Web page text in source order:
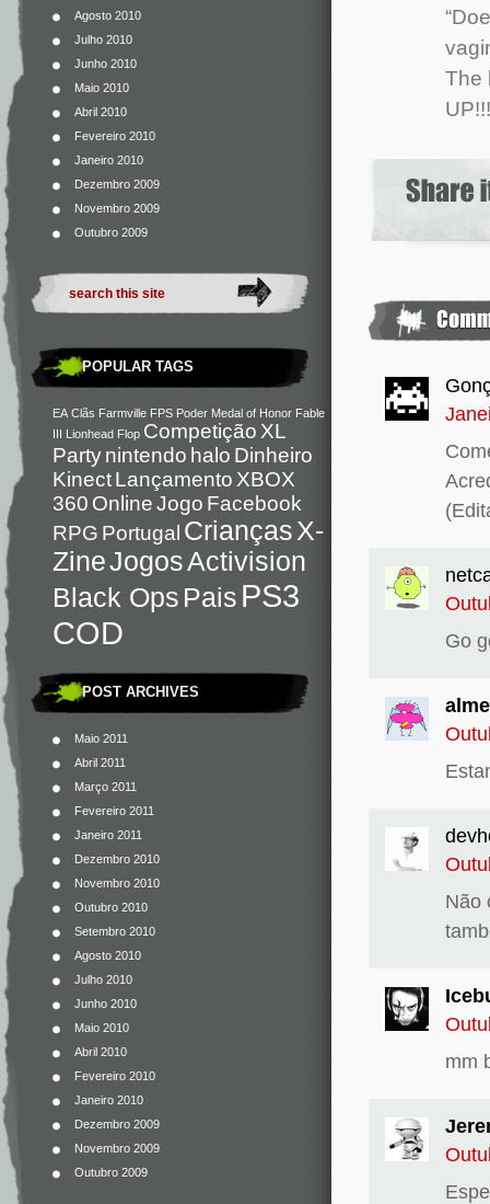
Agosto 2010
Julho 2010
Junho 2010
Maio 2010
Abril 2010
Fevereiro 2010
Janeiro 2010
Dezembro 2009
Novembro 2009
Outubro 2009
POPULAR TAGS
EA Clãs Farmville FPS Poder Medal of Honor Fable
III Lionhead Flop Competição XL
Partynintendo halo Dinheiro
KinectLançamento XBOX
360 OnlineJogo Facebook
RPG Portugal CriançasX-
ZineJogosActivision
Black Ops Pais PS3
COD
POST ARCHIVES
Maio 2011
Abril 2011
Março 2011
Fevereiro 2011
Janeiro 2011
Dezembro 2010
Novembro 2010
Outubro 2010
Setembro 2010
Agosto 2010
Julho 2010
Junho 2010
Maio 2010
Abril 2010
Fevereiro 2010
Janeiro 2010
Dezembro 2009
Novembro 2009
Outubro 2009
The
Go
Não
mm